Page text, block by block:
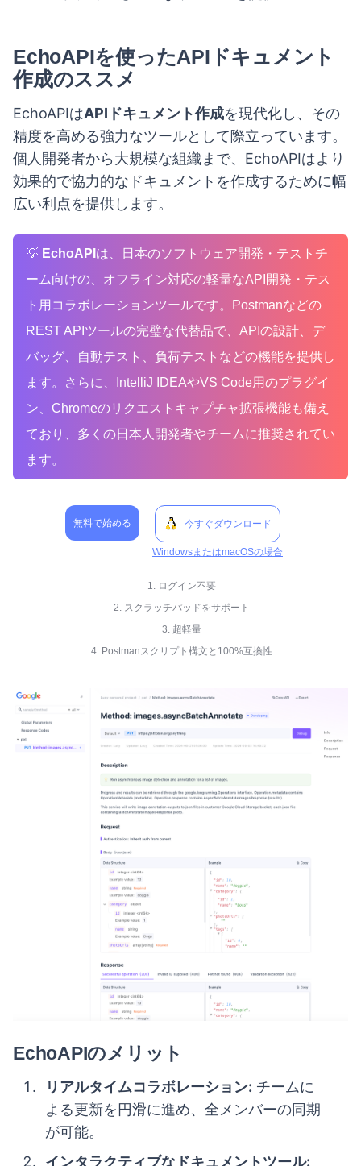
EchoAPIを使ったAPIドキュメント
作成のススメ
EchoAPIはAPIドキュメント作成を現代化し、その
精度を高める強力なツールとして際立っています。
個人開発者から大規模な組織まで、EchoAPIはより
効果的で協力的なドキュメントを作成するために幅
広い利点を提供します。
💡 EchoAPI は、日本のソフトウェア開発・テストチ
ーム向けの、オフライン対応の軽量なAPI開発・テス
ト用コラボレーションツールです。Postmanなどの
REST APIツールの完璧な代替品で、APIの設計、デ
バッグ、自動テスト、負荷テストなどの機能を提供し
ます。さらに、IntelliJ IDEAやVS Code用のプラグイ
ン、Chromeのリクエストキャプチャ拡張機能も備え
ており、多くの日本人開発者やチームに推奨されてい
ます。
無料で始める 今すぐダウンロード
WindowsまたはmacOSの場合
1. ログイン不要
2. スクラッチパッドをサポート
3. 超軽量
4. Postmanスクリプト構文と100%互換性
EchoAPIのメリット
リアルタイムコラボレーション: チームに
よる更新を円滑に進め、全メンバーの同期
が可能。
インタラクティブなドキュメントツール: